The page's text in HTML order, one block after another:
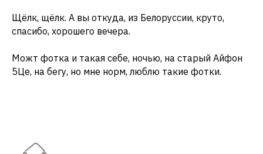
Щёлк, щёлк. А вы откуда, из Белоруссии, круто,
спасибо, хорошего вечера.
Можт фотка и такая себе, ночью, на старый Айфон
5Це, на бегу, но мне норм, люблю такие фотки.